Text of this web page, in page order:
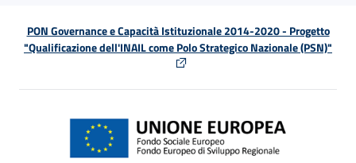
PON Governance e Capacità Istituzionale 2014-2020 - Progetto
"Qualificazione dell'INAIL come Polo Strategico Nazionale (PSN)"